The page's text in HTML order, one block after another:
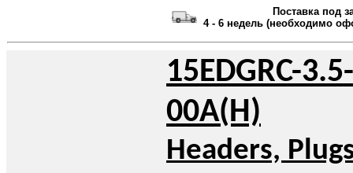
Поставка под
4 - 6 недель (необходимо
15EDGRC-
00A(H)
Headers,